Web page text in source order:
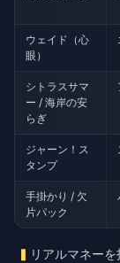
ウェイド（心
眼）
シトラスサマ
ー / 海岸の安
らぎ
ジャーン！ス
タンプ
手掛かり / 欠
片パック
リアルマネー